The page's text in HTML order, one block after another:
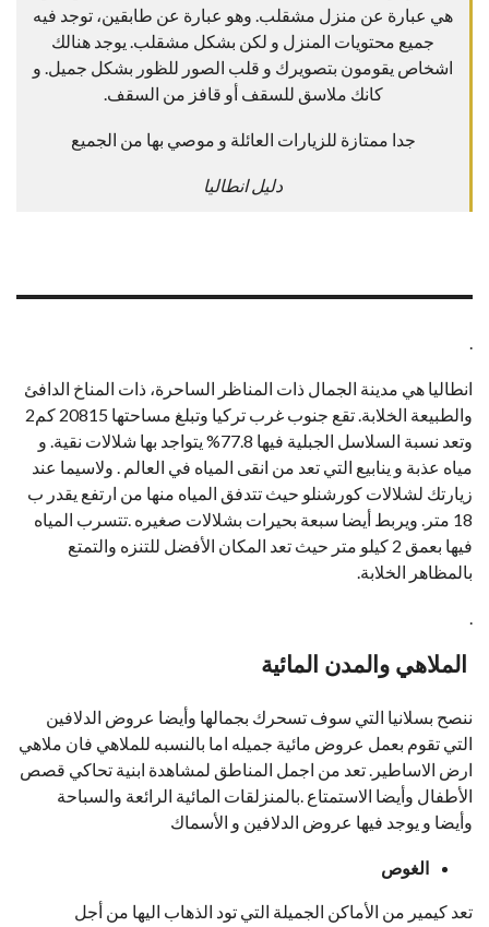
هي عبارة عن منزل مشقلب. وهو عبارة عن طابقين، توجد فيه
جميع محتويات المنزل و لكن بشكل مشقلب. يوجد هنالك
اشخاص يقومون بتصويرك و قلب الصور للظور بشكل جميل. و
كانك ملاسق للسقف أو قافز من السقف.
جدا ممتازة للزيارات العائلة و موصي بها من الجميع
دليل انطاليا
.
انطاليا هي مدينة الجمال ذات المناظر الساحرة، ذات المناخ الدافئ
والطبيعة الخلابة. تقع جنوب غرب تركيا وتبلغ مساحتها 20815 كم2
وتعد نسبة السلاسل الجبلية فيها 77.8% يتواجد بها شلالات نقية. و
مياه عذبة و ينابيع التي تعد من انقى المياه في العالم . ولاسيما عند
زيارتك لشلالات كورشنلو حيث تتدفق المياه منها من ارتفع يقدر ب
18 متر. ويربط أيضا سبعة بحيرات بشلالات صغيره .تتسرب المياه
فيها بعمق 2 كيلو متر حيث تعد المكان الأفضل للتنزه والتمتع
بالمظاهر الخلابة.
.
الملاهي والمدن المائية
ننصح بسلانيا التي سوف تسحرك بجمالها وأيضا عروض الدلافين
التي تقوم بعمل عروض مائية جميله اما بالنسبه للملاهي فان ملاهي
ارض الاساطير. تعد من اجمل المناطق لمشاهدة ابنية تحاكي قصص
الأطفال وأيضا الاستمتاع .بالمنزلقات المائية الرائعة والسباحة
وأيضا و يوجد فيها عروض الدلافين و الأسماك
الغوص
تعد كيمير من الأماكن الجميلة التي تود الذهاب اليها من أجل